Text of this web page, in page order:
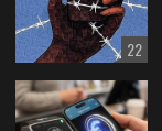
22